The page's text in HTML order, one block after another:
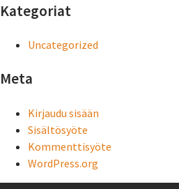
Kategoriat
Uncategorized
Meta
Kirjaudu sisään
Sisältösyöte
Kommenttisyöte
WordPress.org